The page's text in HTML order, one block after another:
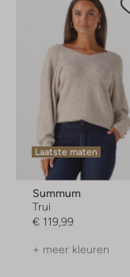
Laatste maten
Summum
Trui
€ 119,99
+ meer kleuren